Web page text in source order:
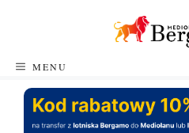
MENU